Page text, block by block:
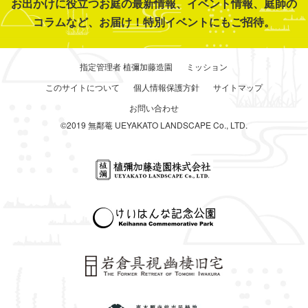
コラムなど、お届け！特別イベントにもご招待。
指定管理者 植彌加藤造園
ミッション
このサイトについて
個人情報保護方針
サイトマップ
お問い合わせ
©2019 無鄰菴 UEYAKATO LANDSCAPE Co., LTD.